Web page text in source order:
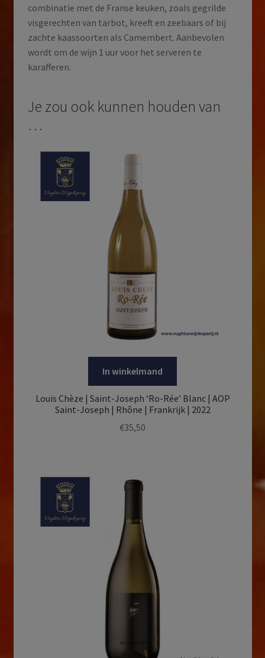
combinatie met de Franse keuken, zoals gegrilde
visgerechten van tarbot, kreeft en zeebaars of bij
zachte kaassoorten als Camembert. Aanbevolen
wordt om de wijn 1 uur voor het serveren te
karafferen.
Je zou ook kunnen houden van
…
In winkelmand
Louis Chèze | Saint-Joseph ‘Ro-Rée’ Blanc | AOP
Saint-Joseph | Rhône | Frankrijk | 2022
€35,50